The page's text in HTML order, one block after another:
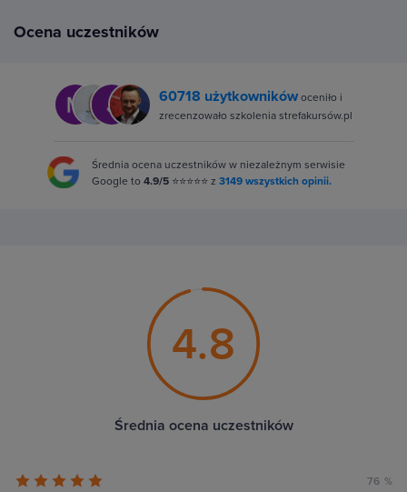
Ocena uczestników
60718 użytkownikówoceniło i
zrecenzowało szkolenia strefakursów.pl
Średnia ocena uczestników w niezależnym serwisie
Google to 4.9/5 ⭐⭐⭐⭐⭐ z 3149 wszystkich opinii.
4.8
Średnia ocena uczestników
76 %